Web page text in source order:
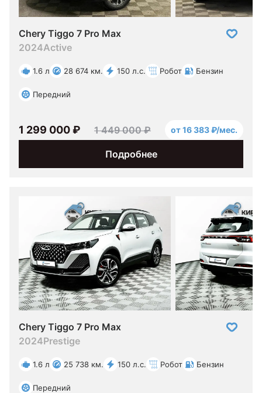
Chery Tiggo 7 Pro Max
2024Active
1.6 л 28 674 км. 150 л.с. Робот Бензин
Передний
Подробнее
1 299 000 ₽ 1 449 000 ₽ от 16 383 ₽/мес.
Chery Tiggo 7 Pro Max
2024Prestige
1.6 л 25 738 км. 150 л.с. Робот Бензин
Передний